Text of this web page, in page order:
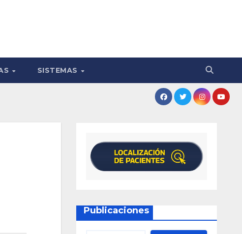
SISTEMAS
Publicaciones